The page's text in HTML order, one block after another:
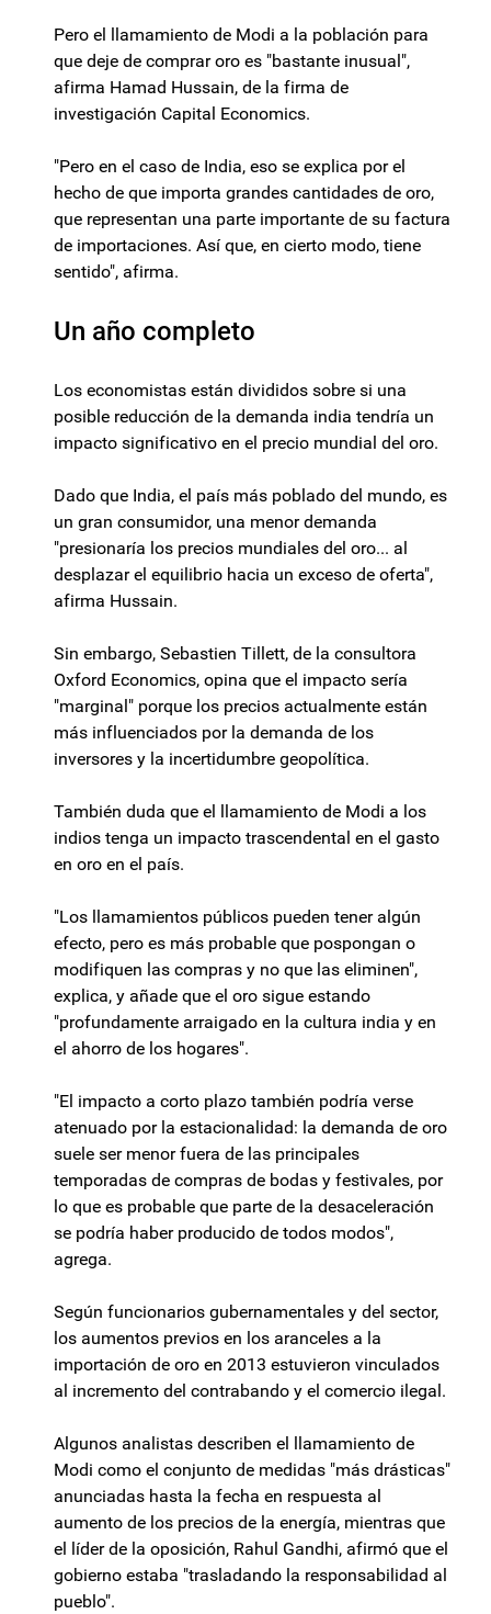
Pero el llamamiento de Modi a la población para
que deje de comprar oro es "bastante inusual",
afirma Hamad Hussain, de la firma de
investigación Capital Economics.
"Pero en el caso de India, eso se explica por el
hecho de que importa grandes cantidades de oro,
que representan una parte importante de su factura
de importaciones. Así que, en cierto modo, tiene
sentido", afirma.
Un año completo
Los economistas están divididos sobre si una
posible reducción de la demanda india tendría un
impacto significativo en el precio mundial del oro.
Dado que India, el país más poblado del mundo, es
un gran consumidor, una menor demanda
"presionaría los precios mundiales del oro... al
desplazar el equilibrio hacia un exceso de oferta",
afirma Hussain.
Sin embargo, Sebastien Tillett, de la consultora
Oxford Economics, opina que el impacto sería
"marginal" porque los precios actualmente están
más influenciados por la demanda de los
inversores y la incertidumbre geopolítica.
También duda que el llamamiento de Modi a los
indios tenga un impacto trascendental en el gasto
en oro en el país.
"Los llamamientos públicos pueden tener algún
efecto, pero es más probable que pospongan o
modifiquen las compras y no que las eliminen",
explica, y añade que el oro sigue estando
"profundamente arraigado en la cultura india y en
el ahorro de los hogares".
"El impacto a corto plazo también podría verse
atenuado por la estacionalidad: la demanda de oro
suele ser menor fuera de las principales
temporadas de compras de bodas y festivales, por
lo que es probable que parte de la desaceleración
se podría haber producido de todos modos",
agrega.
Según funcionarios gubernamentales y del sector,
los aumentos previos en los aranceles a la
importación de oro en 2013 estuvieron vinculados
al incremento del contrabando y el comercio ilegal.
Algunos analistas describen el llamamiento de
Modi como el conjunto de medidas "más drásticas"
anunciadas hasta la fecha en respuesta al
aumento de los precios de la energía, mientras que
el líder de la oposición, Rahul Gandhi, afirmó que el
gobierno estaba "trasladando la responsabilidad al
pueblo".